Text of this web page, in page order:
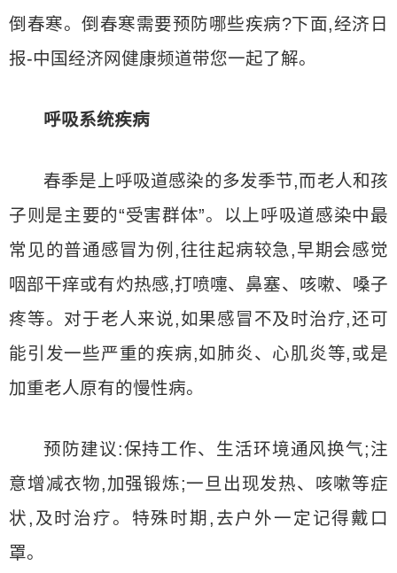
倒春寒。倒春寒需要预防哪些疾病?下面,经济日
报-中国经济网健康频道带您一起了解。
呼吸系统疾病
春季是上呼吸道感染的多发季节,而老人和孩
子则是主要的“受害群体”。以上呼吸道感染中最
常见的普通感冒为例,往往起病较急,早期会感觉
咽部干痒或有灼热感,打喷嚏、鼻塞、咳嗽、嗓子
疼等。对于老人来说,如果感冒不及时治疗,还可
能引发一些严重的疾病,如肺炎、心肌炎等,或是
加重老人原有的慢性病。
预防建议:保持工作、生活环境通风换气;注
意增减衣物,加强锻炼;一旦出现发热、咳嗽等症
状,及时治疗。特殊时期,去户外一定记得戴口
罩。